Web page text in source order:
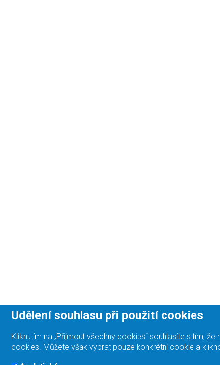
Udělení souhlasu při použití cookies
Kliknutím na „Přijmout všechny cookies“ souhlasíte s tím,
cookies. Můžete však vybrat pouze konkrétní cookie a